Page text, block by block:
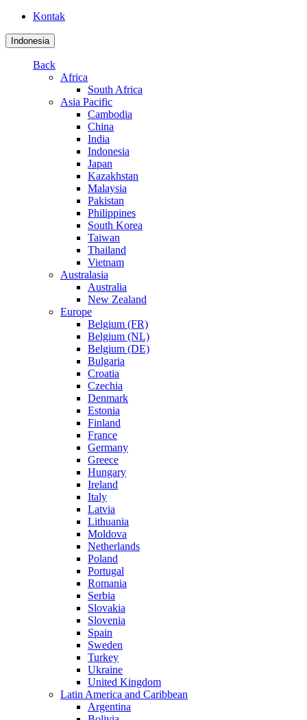
Kontak
Indonesia
Back
Africa
South Africa
Asia Pacific
Cambodia
China
India
Indonesia
Japan
Kazakhstan
Malaysia
Pakistan
Philippines
South Korea
Taiwan
Thailand
Vietnam
Australasia
Australia
New Zealand
Europe
Belgium (FR)
Belgium (NL)
Belgium (DE)
Bulgaria
Croatia
Czechia
Denmark
Estonia
Finland
France
Germany
Greece
Hungary
Ireland
Italy
Latvia
Lithuania
Moldova
Netherlands
Poland
Portugal
Romania
Serbia
Slovakia
Slovenia
Spain
Sweden
Turkey
Ukraine
United Kingdom
Latin America and Caribbean
Argentina